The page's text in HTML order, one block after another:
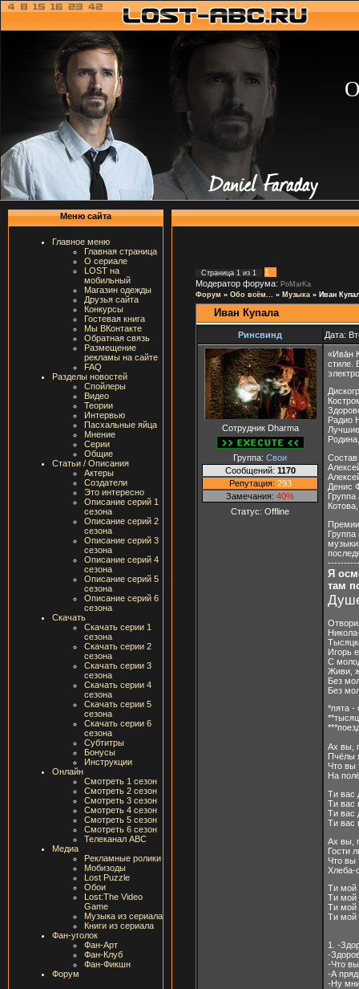
Меню сайта
Главное меню
Главная страница
О сериале
LOST на
мобильный
Магазин одежды
Друзья сайта
Конкурсы
Гостевая книга
Мы ВКонтакте
Обратная связь
Размещение
рекламы на сайте
FAQ
Разделы новостей
Спойлеры
Видео
Теории
Интервью
Пасхальные яйца
Мнение
Серии
Общие
Статьи / Описания
Актеры
Создатели
Это интересно
Описание серий 1
сезона
Описание серий 2
сезона
Описание серий 3
сезона
Описание серий 4
сезона
Описание серий 5
сезона
Описание серий 6
сезона
Скачать
Скачать серии 1
сезона
Скачать серии 2
сезона
Скачать серии 3
сезона
Скачать серии 4
сезона
Скачать серии 5
сезона
Скачать серии 6
сезона
Субтитры
Бонусы
Инструкции
Онлайн
Смотреть 1 сезон
Смотреть 2 сезон
Смотреть 3 сезон
Смотреть 4 сезон
Смотреть 5 сезон
Смотреть 6 сезон
Телеканал ABC
Медиа
Рекламные ролики
Мобизоды
Lost Puzzle
Обои
Lost:The Video
Game
Музыка из сериала
Книги из сериала
Фан-уголок
Фан-Арт
Фан-Клуб
Фан-Фикшн
Форум
Страница 1 из 1
1
Модератор форума: PoMarKa
Форум » Обо всём... » Музыка » Иван
Иван Купала
Ринсвинд Дата:
Сотрудник Dharma
Группа: Свои
Сообщений: 1170
Репутация: 293
Замечания: 40%
Статус: Offline
«Ива́н
стиле.
Радио
Состав
Денис
Премии
Я
там
Игорь
С
Живи,
Без
Без
*пята -
Ах вы,
Пчёлы
Что вы
На
Ти вас
Ти вас
Ти вас
Ти вас
Ах вы,
Гости
Что вы
Хлеба-
Ти мой
Ти мой
Ти мой
Ти мой
1. -
-
-Что
-А
-Ну